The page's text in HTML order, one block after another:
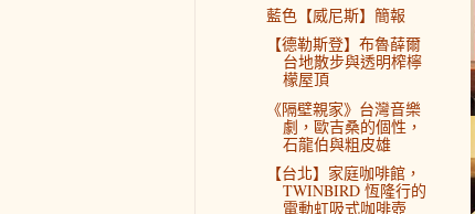
藍色【威尼斯】簡報
【德勒斯登】布魯薛爾
台地散步與透明榨檸
檬屋頂
《隔壁親家》台灣音樂
劇，歐吉桑的個性，
石龍伯與粗皮雄
【台北】家庭咖啡館，
TWINBIRD 恆隆行的
電動虹吸式咖啡壺